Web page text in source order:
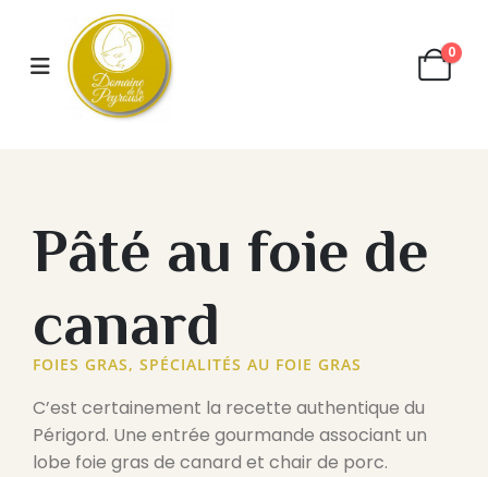
0
Pâté au foie de
canard
FOIES GRAS, SPÉCIALITÉS AU FOIE GRAS
C’est certainement la recette authentique du
Périgord. Une entrée gourmande associant un
lobe foie gras de canard et chair de porc.